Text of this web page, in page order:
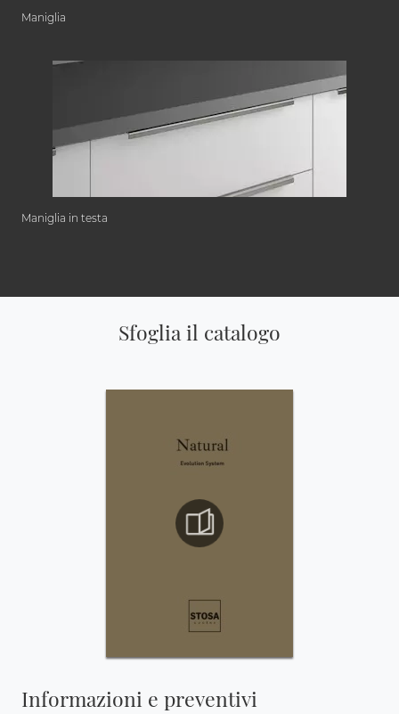
Maniglia
Maniglia in testa
Sfoglia il catalogo
Informazioni e preventivi